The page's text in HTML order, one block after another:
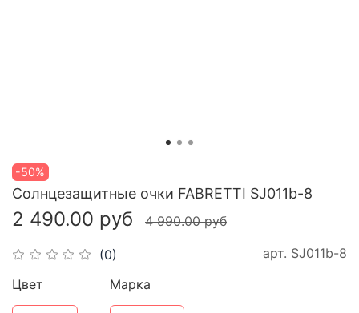
-50%
(0) арт. SJ011b-8
Cолнцезащитные очки FABRETTI SJ011b-8
2 490.00 руб 4 990.00 руб
Цвет Марка